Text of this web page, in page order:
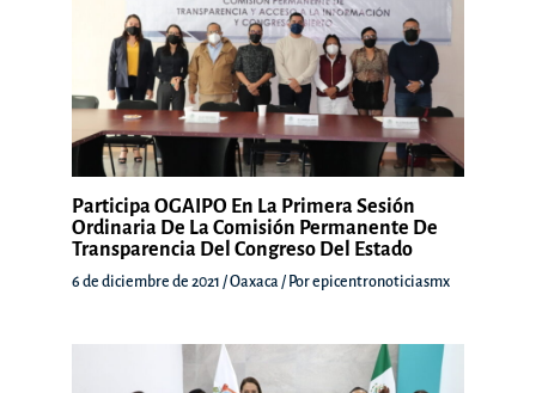
Participa OGAIPO En La Primera Sesión
Ordinaria De La Comisión Permanente De
Transparencia Del Congreso Del Estado
6 de diciembre de 2021 /Oaxaca / Porepicentronoticiasmx